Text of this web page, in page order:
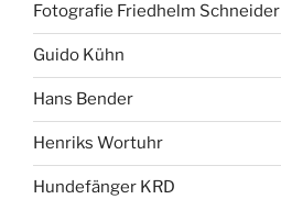
Fotografie Friedhelm Schneider
Guido Kühn
Hans Bender
Henriks Wortuhr
Hundefänger KRD